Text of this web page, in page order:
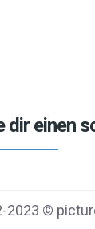
dir einen
2023 ©